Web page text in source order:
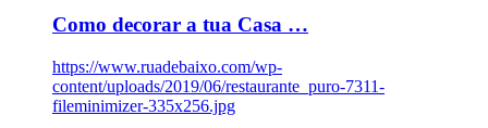
Como decorar a tua Casa …
https://www.ruadebaixo.com/wp-
content/uploads/2019/06/restaurante_puro-7311-
fileminimizer-335x256.jpg